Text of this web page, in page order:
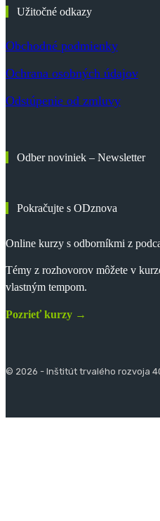
Užitočné odkazy
Obchodné podmienky
Ochrana osobných údajov
Odstúpenie od zmluvy
Odber noviniek – Newsletter
Pokračujte s ODznova
Online kurzy s odborníkmi z
Témy z rozhovorov môžete v
vlastným tempom.
Pozrieť kurzy →
© 2026 - Inštitút trvalého rozvoja